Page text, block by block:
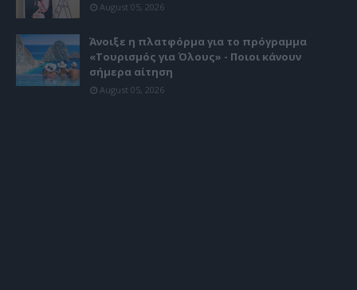
August 05, 2026
Άνοιξε η πλατφόρμα για το πρόγραμμα
«Τουρισμός για Όλους» - Ποιοι κάνουν
σήμερα αίτηση
August 05, 2026